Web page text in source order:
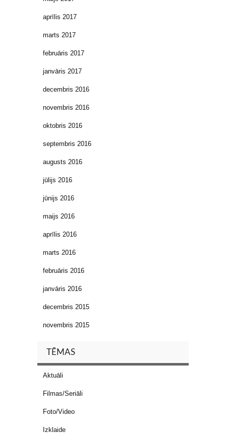
aprīlis 2017
marts 2017
februāris 2017
janvāris 2017
decembris 2016
novembris 2016
oktobris 2016
septembris 2016
augusts 2016
jūlijs 2016
jūnijs 2016
maijs 2016
aprīlis 2016
marts 2016
februāris 2016
janvāris 2016
decembris 2015
novembris 2015
TĒMAS
Aktuāli
Filmas/Seriāli
Foto/Video
Izklaide